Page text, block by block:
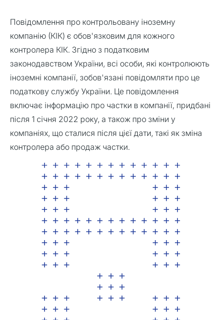
Повідомлення про контрольовану іноземну
компанію (КІК) є обов'язковим для кожного
контролера КІК. Згідно з податковим
законодавством України, всі особи, які контролюють
іноземні компанії, зобов'язані повідомляти про це
податкову службу України. Це повідомлення
включає інформацію про частки в компанії, придбані
після 1 січня 2022 року, а також про зміни у
компаніях, що сталися після цієї дати, такі як зміна
контролера або продаж частки.